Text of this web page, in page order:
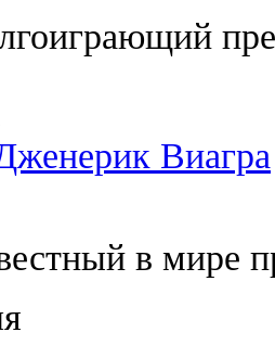
Виагра
в мире